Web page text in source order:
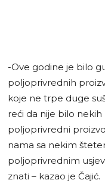
-Ove godine je bilo
poljoprivrednih
koje ne trpe duge
reći da nije bilo
poljoprivredni
nama sa nekim
poljoprivrednim
znati – kazao je Čajić.